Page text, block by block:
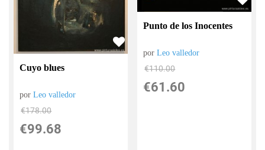
Cuyo blues
porLeo valledor
€178.00
€99.68
Punto de los Inocentes
porLeo valledor
€110.00
€61.60